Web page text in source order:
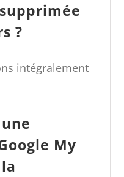
?
intégralement
My